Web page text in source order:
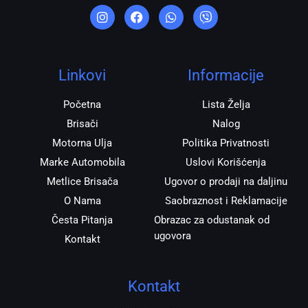
n
s
t
r
a
a
c
e
h
a
t
i
b
e
Linkovi
Početna
Brisači
Motorna Ulja
Marke Automobila
Metlice Brisača
O Nama
Česta Pitanja
Kontakt
Informacije
Lista Želja
Nalog
Politika Privatnosti
Uslovi Korišćenja
Ugovor o prodaji na daljinu
Saobraznost i Reklamacije
Obrazac za odustanak od
ugovora
Kontakt